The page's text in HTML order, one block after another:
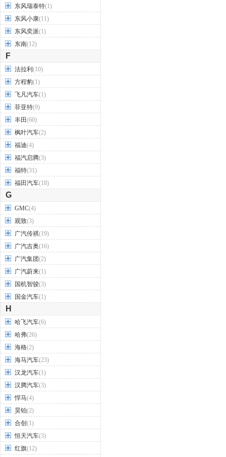
东风瑞泰特(1)
东风小康(11)
东风奕派(1)
东南(12)
F
法拉利 (10)
方程豹(1)
飞凡汽车(1)
菲亚特(9)
丰田(60)
枫叶汽车(2)
福迪(4)
福汽启腾(3)
福特(31)
福田汽车(18)
G
GMC(4)
观致(3)
广汽传祺(19)
广汽吉奥(16)
广汽集团(2)
广汽蔚来(1)
国机智骏(3)
国金汽车(1)
H
哈飞汽车(6)
哈弗(26)
海格(2)
海马汽车(23)
汉龙汽车(1)
汉腾汽车(3)
悍马(4)
昊铂(2)
合创 (1)
恒天汽车(3)
红旗(12)